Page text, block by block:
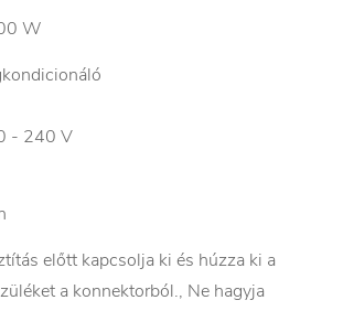
W
- 240 V
előtt kapcsolja ki és húzza ki a
a konnektorból., Ne hagyja